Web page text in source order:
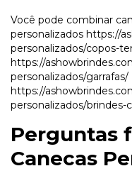
Você pode combinar
personalizados https://
personalizados/copos-
https://
personalizados/garrafas/
https://
personalizados/brindes-
Perguntas
Canecas